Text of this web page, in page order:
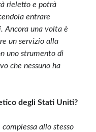
rieletto e potrà
entrare
Ancora una volta è
un servizio alla
uno strumento di
che nessuno ha
degli Stati Uniti?
allo stesso